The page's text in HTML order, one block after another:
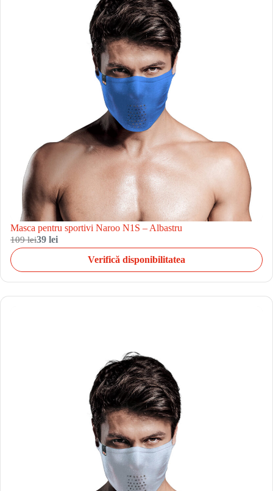
Masca pentru sportivi Naroo N1S – Albastru
109 lei39 lei
Verifică disponibilitatea